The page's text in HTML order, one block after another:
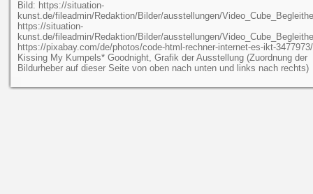
Bild: https://situation-
kunst.de/fileadmin/Redaktion/Bilder/ausstellungen/
https://situation-
kunst.de/fileadmin/Redaktion/Bilder/ausstellungen/
https://pixabay.com/de/photos/code-html-rechner-internet-es-ikt-
Kissing My Kumpels* Goodnight, Grafik der Ausstellung (Zuordnung der
Bildurheber auf dieser Seite von oben nach unten und links nach rechts)